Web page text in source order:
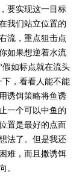
要实现这一目标
我们站立位置的
流，重点狙击点
如果想逆着水流
如标点就在流头
，看看人能不能
诱饵策略将鱼诱
一个可以中鱼的
置是最好的点而
法了。但是我还
难，而且撒诱饵
。